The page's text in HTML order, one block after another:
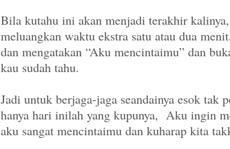
Bila kutahu ini akan menjadi terakhir
meluangkan waktu ekstra satu atau dua
dan mengatakan “Aku mencintaimu” dan
kau sudah tahu.
Jadi untuk berjaga-jaga seandainya esok tak
hanya hari inilah yang kupunya, Aku ingin
aku sangat mencintaimu dan kuharap kita